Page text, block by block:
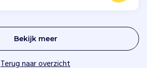
Bekijk meer
Terug naar overzicht